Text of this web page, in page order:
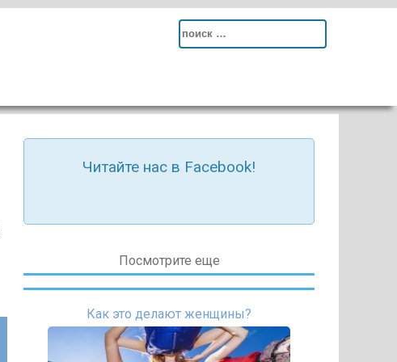
Search
Читайте нас в Facebook!
Посмотрите еще
Как это делают женщины?